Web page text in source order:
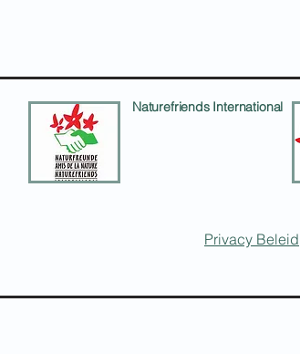
Naturefriends International
Privacy Beleid